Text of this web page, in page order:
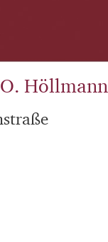
Höllmann